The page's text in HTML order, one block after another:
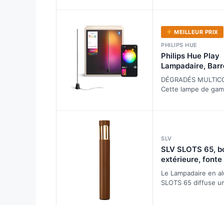
MEILLEUR PRIX
PHILIPS HUE
Philips Hue Play
Lampadaire,
RGBWWIC, 122
Ambiance,
Multicolores,
(vendus
DÉGRADÉS
Cette lampe de
SLV
SLV SLOTS 65,
extérieure, fonte
LED, 6,3W,
Lampes sur pied,
Le Lampadaire en
SLOTS 65 diffuse